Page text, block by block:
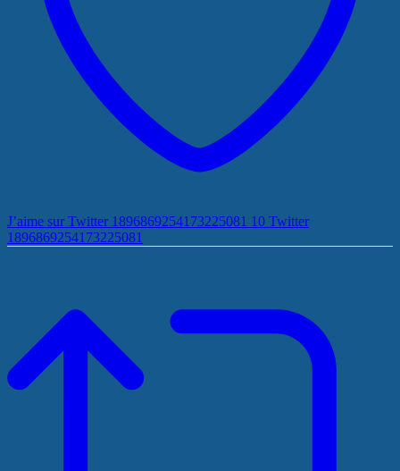
J’aime sur Twitter 1896869254173225081 10 Twitter
1896869254173225081